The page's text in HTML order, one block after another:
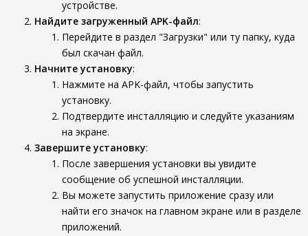
устройстве.
Найдите загруженный APK-файл:
Перейдите в раздел "Загрузки" или ту папку, куда
был скачан файл.
Начните установку:
Нажмите на APK-файл, чтобы запустить
установку.
Подтвердите инсталляцию и следуйте указаниям
на экране.
Завершите установку:
После завершения установки вы увидите
сообщение об успешной инсталляции.
Вы можете запустить приложение сразу или
найти его значок на главном экране или в разделе
приложений.